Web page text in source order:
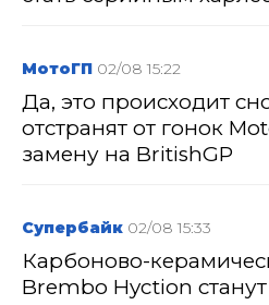
МотоГП 02/08 15:22
Да, это происходит
отстранят от гонок
замену на BritishGP
Супербайк 02/08 15:33
Карбоново-
Brembo Hyction